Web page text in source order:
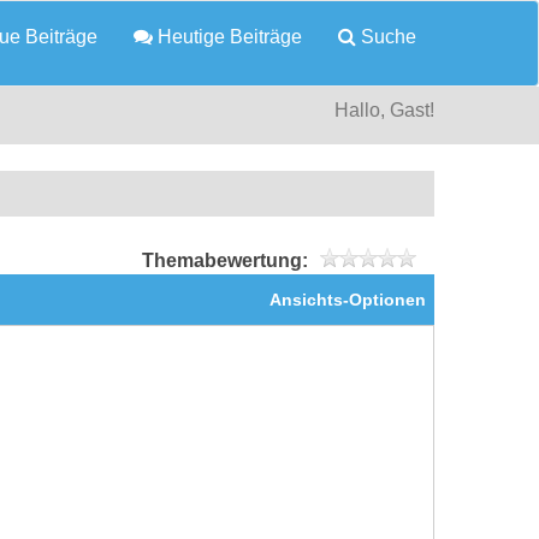
Beiträge Heutige Beiträge Suche
Hallo, Gast!
Themabewertung:
Ansichts-Optionen